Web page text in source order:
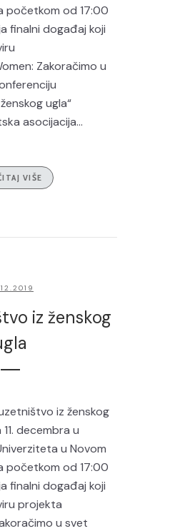
početkom od 17:00
finalni događaj koji
Zakoračimo u
ugla“
asocijacija...
VIŠE
iz ženskog
iz ženskog
decembra u
u Novom
početkom od 17:00
finalni događaj koji
projekta
u svet